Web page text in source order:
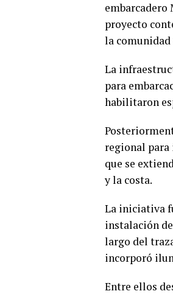
embarcadero
proyecto
la
La
para
habilitaron
regional para
que se
y la costa.
La iniciativa
instalación
largo del
incorporó
Entre ellos